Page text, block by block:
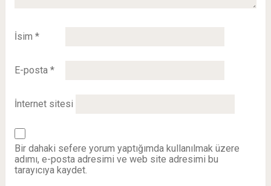
İsim *
E-posta *
İnternet sitesi
Bir dahaki sefere yorum yaptığımda kullanılmak üzere
adımı, e-posta adresimi ve web site adresimi bu
tarayıcıya kaydet.